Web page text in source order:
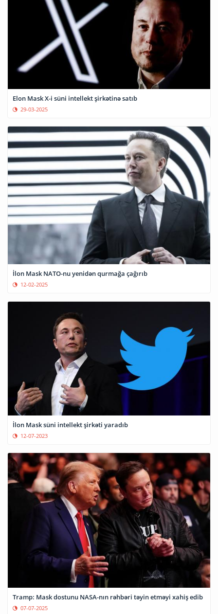
Elon Mask X-i süni intellekt şirkətinə satıb
29-03-2025
İlon Mask NATO-nu yenidən qurmağa çağırıb
12-02-2025
İlon Mask süni intellekt şirkəti yaradıb
12-07-2023
Tramp: Mask dostunu NASA-nın rəhbəri təyin etməyi xahiş edib
07-07-2025